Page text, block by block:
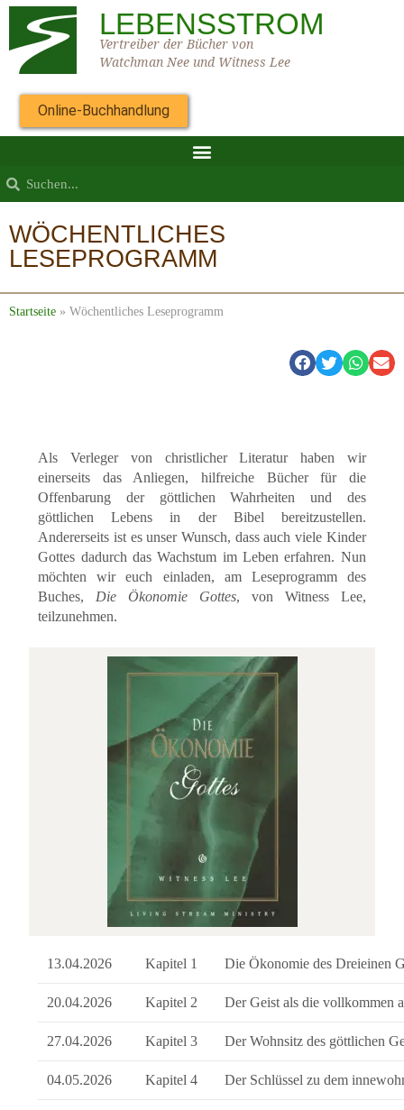
LEBENSSTROM
Vertreiber der Bücher von
Watchman Nee und Witness Lee
Online-Buchhandlung
WÖCHENTLICHES
LESEPROGRAMM
Startseite » Wöchentliches Leseprogramm
Als Verleger von christlicher Literatur haben wir
einerseits das Anliegen, hilfreiche Bücher für die
Offenbarung der göttlichen Wahrheiten und des
göttlichen Lebens in der Bibel bereitzustellen.
Andererseits ist es unser Wunsch, dass auch viele Kinder
Gottes dadurch das Wachstum im Leben erfahren. Nun
möchten wir euch einladen, am Leseprogramm des
Buches, Die Ökonomie Gottes,
von Witness Lee,
teilzunehmen.
13.04.2026 Kapitel 1 Die Ökonomie des Dreieinen
20.04.2026 Kapitel 2 Der Geist als die vollkommen
27.04.2026 Kapitel 3 Der Wohnsitz des göttlichen
04.05.2026 Kapitel 4 Der Schlüssel zu dem